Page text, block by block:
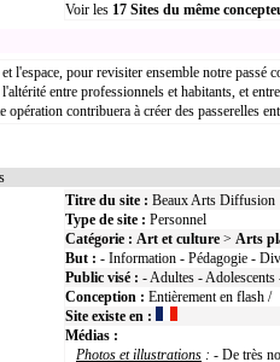
Voir les 17 Sites du même
l'espace, pour revisiter ensemble notre
entre professionnels et habitants, et
contribuera à créer des passerelles
Titre du site : Beaux Arts Diffusion
Type de site : Personnel
Catégorie : Art et culture > Arts
But : - Information - Pédagogie -
Public visé : - Adultes - Adolescents
Conception : Entièrement en flash /
Site existe en :
Médias :
Photos et illustrations : - De très